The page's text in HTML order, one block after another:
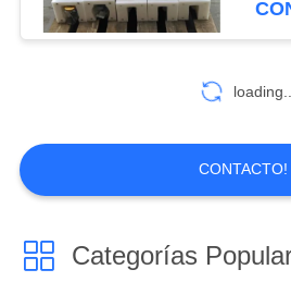
polímero
con fibra de
Diseño de
piezas de
accesorios
CONTACTO!
Categorías